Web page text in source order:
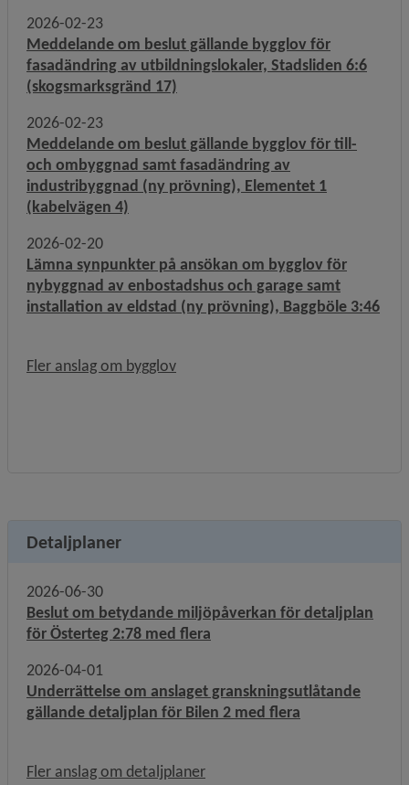
2026-02-23
Meddelande om beslut gällande bygglov för
fasadändring av utbildningslokaler, Stadsliden 6:6
(skogsmarksgränd 17)
2026-02-23
Meddelande om beslut gällande bygglov för till-
och ombyggnad samt fasadändring av
industribyggnad (ny prövning), Elementet 1
(kabelvägen 4)
2026-02-20
Lämna synpunkter på ansökan om bygglov för
nybyggnad av enbostadshus och garage samt
installation av eldstad (ny prövning), Baggböle 3:46
Fler anslag om bygglov
Detaljplaner
2026-06-30
Beslut om betydande miljöpåverkan för detaljplan
för Österteg 2:78 med flera
2026-04-01
Underrättelse om anslaget granskningsutlåtande
gällande detaljplan för Bilen 2 med flera
Fler anslag om detaljplaner